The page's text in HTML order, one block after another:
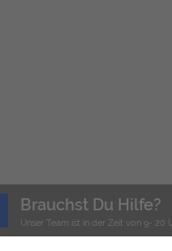
Brauchst Du Hilfe?
Unser Team ist in der Zeit von 9- 20